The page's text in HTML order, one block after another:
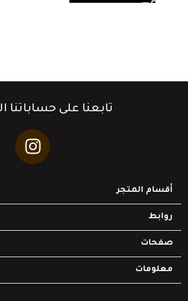
تابعنا على حساباتنا
أقسام المتجر
روابط
صفحات
معلومات